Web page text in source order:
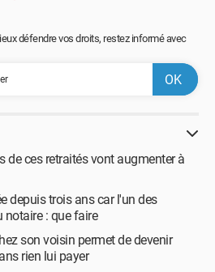
défendre vos droits, restez informé avec
de ces retraités vont augmenter à
depuis trois ans car l'un des
notaire : que faire
son voisin permet de devenir
rien lui payer